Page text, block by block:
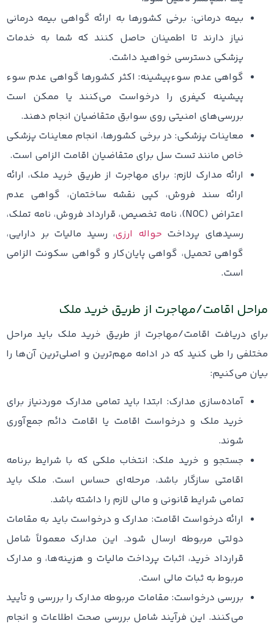
بیمه درمانی: برخی کشورها به ارائه گواهی بیمه درمانی
نیاز دارند تا اطمینان حاصل کنند که شما به خدمات
پزشکی دسترسی خواهید داشت.
گواهی عدم سوءپیشینه: اکثر کشورها گواهی عدم سوء
پیشینه کیفری را درخواست می‌کنند یا ممکن است
بررسی‌های امنیتی روی سوابق متقاضیان انجام دهند.
معاینات پزشکی: در برخی کشورها، انجام معاینات پزشکی
خاص مانند تست سل برای متقاضیان اقامت الزامی است.
ارائه مدارک لازم: برای مهاجرت از طریق خرید ملک، ارائه
ارائه سند فروش، کپی نقشه ساختمان، گواهی عدم
اعتراض (NOC)، نامه تخصیص، قرارداد فروش، نامه تملک،
رسیدهای پرداخت حواله ارزی، رسید مالیات بر دارایی،
گواهی تحمیل، گواهی پایان‌کار و گواهی سکونت الزامی
است.
مراحل اقامت/مهاجرت از طریق خرید ملک
برای دریافت اقامت/مهاجرت از طریق خرید ملک باید مراحل
مختلفی را طی کنید که در ادامه مهم‌ترین و اصلی‌ترین آن‌ها را
بیان می‌کنیم:
آماده‌سازی مدارک: ابتدا باید تمامی مدارک موردنیاز برای
خرید ملک و درخواست اقامت یا اقامت دائم جمع‌آوری
شوند.
جستجو و خرید ملک: انتخاب ملکی که با شرایط برنامه
اقامتی سازگار باشد، مرحله‌ای حساس است. ملک باید
تمامی شرایط قانونی و مالی لازم را داشته باشد.
ارائه درخواست اقامت: مدارک و درخواست باید به مقامات
دولتی مربوطه ارسال شود. این مدارک معمولاً شامل
قرارداد خرید، اثبات پرداخت مالیات و هزینه‌ها، و مدارک
مربوط به ثبات مالی است.
بررسی درخواست: مقامات مربوطه مدارک را بررسی و تأیید
می‌کنند. این فرآیند شامل بررسی صحت اطلاعات و انجام